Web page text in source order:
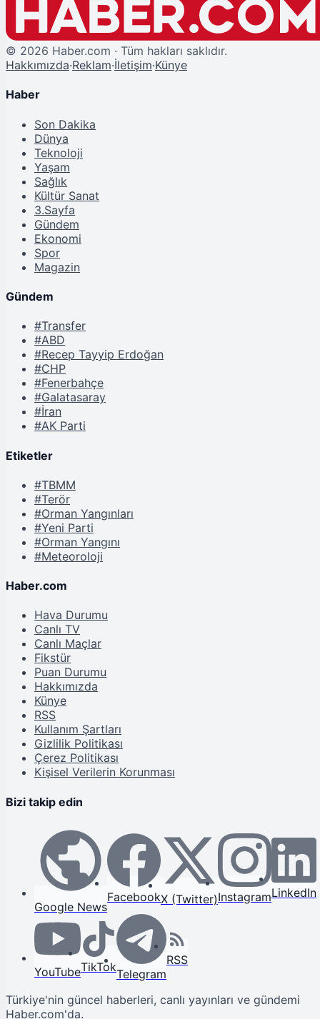
© 2026 Haber.com · Tüm hakları saklıdır.
Hakkımızda·Reklam·İletişim·Künye
Haber
Son Dakika
Dünya
Teknoloji
Yaşam
Sağlık
Kültür Sanat
3.Sayfa
Gündem
Ekonomi
Spor
Magazin
Gündem
#Transfer
#ABD
#Recep Tayyip Erdoğan
#CHP
#Fenerbahçe
#Galatasaray
#İran
#AK Parti
Etiketler
#TBMM
#Terör
#Orman Yangınları
#Yeni Parti
#Orman Yangını
#Meteoroloji
Haber.com
Hava Durumu
Canlı TV
Canlı Maçlar
Fikstür
Puan Durumu
Hakkımızda
Künye
RSS
Kullanım Şartları
Gizlilik Politikası
Çerez Politikası
Kişisel Verilerin Korunması
Bizi takip edin
Google News
FacebookX (Twitter)InstagramLinkedIn
YouTubeTikTokTelegram
RSS
Türkiye'nin güncel haberleri, canlı yayınları ve gündemi
Haber.com'da.